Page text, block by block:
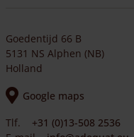
Goedentijd 66 B
5131 NS Alphen (NB)
Holland
Google maps
Tlf.
+31 (0)13-508 2536